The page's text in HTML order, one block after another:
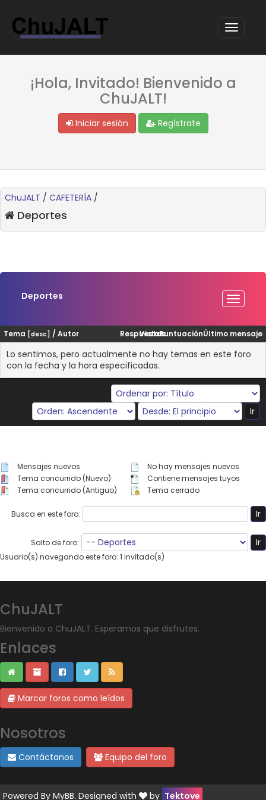
¡Hola, Invitado! Bienvenido a
ChuJALT!
Iniciar sesión Regístrate
ChuJALT / CAFETERÍA /
Deportes
Deportes
Tema [desc] / Autor Respuestas
VistasPuntuaciónÚltimo mensaje
Lo sentimos, pero actualmente no hay temas en este foro
con la fecha y la hora especificadas.
Mensajes nuevos
Tema concurrido (Nuevo)
Tema concurrido (Antiguo)
No hay mensajes nuevos
Contiene mensajes tuyos
Tema cerrado
Busca en este foro:
Salto de foro:
Usuario(s) navegando este foro: 1 invitado(s)
ChuJALT
Bienvenido a ChuJALT. Esperamos que disfrutes.
Enlaces
Marcar foros como leídos
Nosotros
Contáctanos Equipo del foro
Powered By MyBB. Designed with by Tektove